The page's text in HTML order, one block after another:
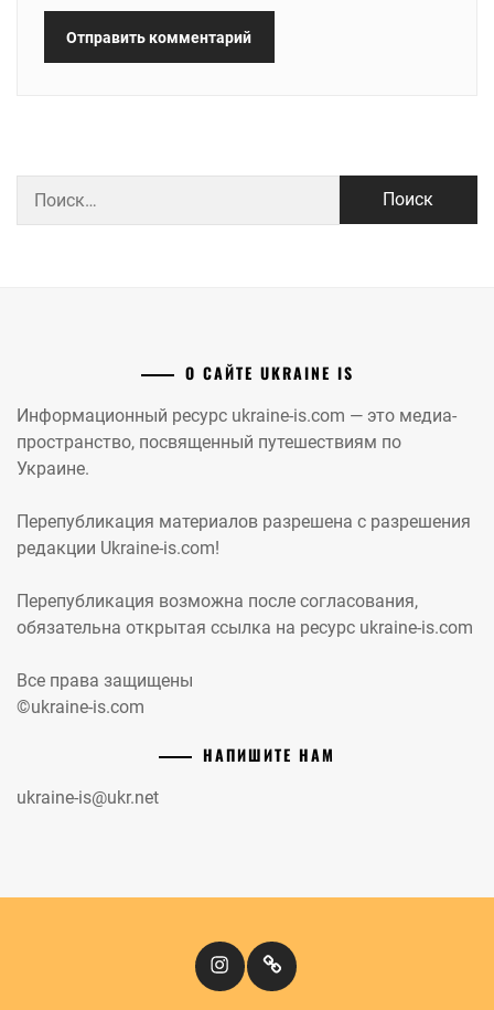
О САЙТЕ UKRAINE IS
Информационный ресурс ukraine-is.com — это медиа-
пространство, посвященный путешествиям по
Украине.
Перепубликация материалов разрешена с разрешения
редакции Ukraine-is.com!
Перепубликация возможна после согласования,
обязательна открытая ссылка на ресурс ukraine-is.com
Все права защищены
©ukraine-is.com
НАПИШИТЕ НАМ
ukraine-is@ukr.net
InstagramКіномандри